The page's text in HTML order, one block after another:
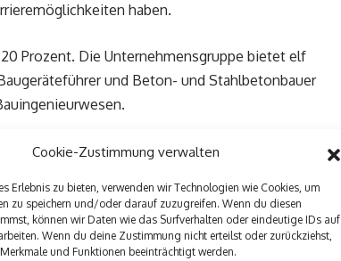
Cookie-Zustimmung verwalten
Erlebnis zu bieten, verwenden wir Technologien wie Cookies, um
zu speichern und/oder darauf zuzugreifen. Wenn du diesen
können wir Daten wie das Surfverhalten oder eindeutige IDs auf
Wenn du deine Zustimmung nicht erteilst oder zurückziehst,
und Funktionen beeinträchtigt werden.
haben.
Prozent. Die Unternehmensgruppe bietet elf
und Beton- und Stahlbetonbauer
und Henning Völkel gegründet. Im Jahr 2015
2004 von Cornelius Neufeldt betrieben